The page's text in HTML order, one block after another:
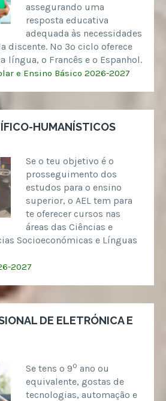
assegurando uma
resposta educativa
adequada às necessidades
discente. No 3º ciclo oferece
língua, o Francês e o Espanhol.
e Ensino Básico 2026-2027
HUMANÍSTICOS
Se o teu objetivo é o
prosseguimento dos
estudos para o ensino
superior, o AEL tem para
te oferecer cursos nas
áreas das Ciências e
Socioeconómicas e Línguas
2027
DE ELETRÓNICA E
Se tens o 9º ano ou
equivalente, gostas de
tecnologias, automação e